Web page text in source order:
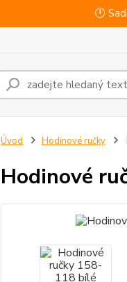
🕛
Úvod Hodinové ručky
Hodinové